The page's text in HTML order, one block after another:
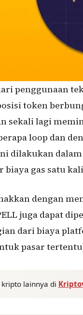
penggunaan
token
sekali lagi
loop dan
dilakukan
biaya gas satu
dengan
juga dapat
dari biaya
pasar
lainnya di